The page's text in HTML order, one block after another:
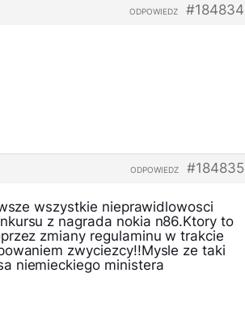
#184834
ODPOWIEDZ
#184835
ODPOWIEDZ
wszystkie nieprawidlowosci
z nagrada nokia n86.Ktory to
zmiany regulaminu w trakcie
zwyciezcy!!Mysle ze taki
niemieckiego ministera